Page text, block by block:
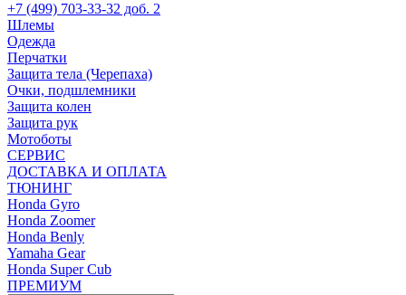
+7 (499) 703-33-32 доб. 2
Шлемы
Одежда
Перчатки
Защита тела (Черепаха)
Очки, подшлемники
Защита колен
Защита рук
Мотоботы
СЕРВИС
ДОСТАВКА И ОПЛАТА
ТЮНИНГ
Honda Gyro
Honda Zoomer
Honda Benly
Yamaha Gear
Honda Super Cub
ПРЕМИУМ